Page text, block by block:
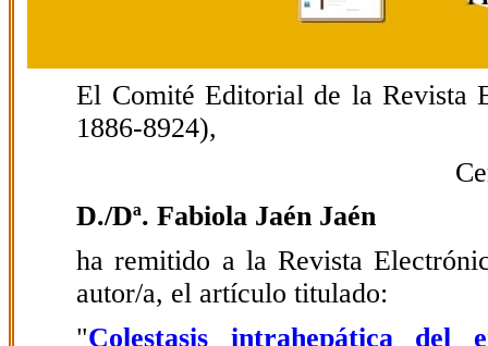
El Comité Editorial de la Revista
1886-8924),
D./Dª. Fabiola Jaén Jaén
ha remitido a la Revista
autor/a, el artículo titulado:
"Colestasis intrahepática del